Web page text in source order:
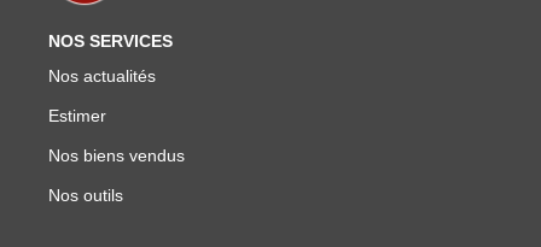
NOS SERVICES
Nos actualités
Estimer
Nos biens vendus
Nos outils